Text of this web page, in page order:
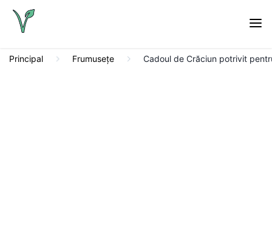
Principal Frumuseţe Cadoul de Crăciun potrivit